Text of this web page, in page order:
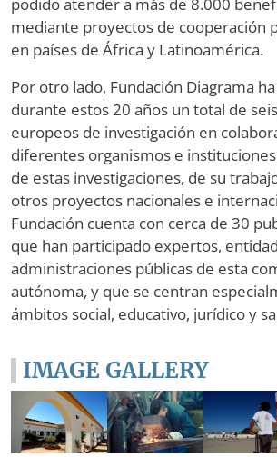
mediante proyectos de cooperación
en países de África y Latinoamérica.
Por otro lado, Fundación Diagrama
durante estos 20 años un total de
europeos de investigación en
diferentes organismos e
de estas investigaciones, de su
otros proyectos nacionales e
Fundación cuenta con cerca de 30
que han participado expertos,
administraciones públicas de esta
autónoma, y que se centran
ámbitos social, educativo, jurídico y
IMAGE GALLERY